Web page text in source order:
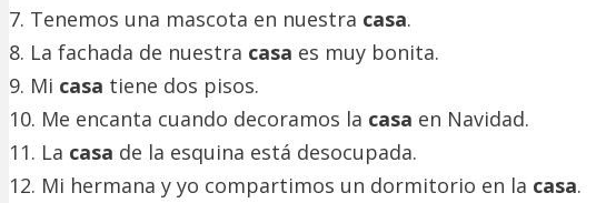
7. Tenemos una mascota en nuestra casa.
8. La fachada de nuestra casa es muy bonita.
9. Mi casa tiene dos pisos.
10. Me encanta cuando decoramos la casa en Navidad.
11. La casa de la esquina está desocupada.
12. Mi hermana y yo compartimos un dormitorio en la casa.